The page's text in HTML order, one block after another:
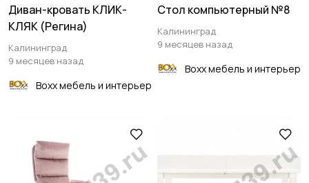
Диван-кровать КЛИК-
КЛЯК (Регина)
Калининград
9 месяцев назад
Boxx мебель и интерьер
Стол компьютерный №8
Калининград
9 месяцев назад
Boxx мебель и интерьер